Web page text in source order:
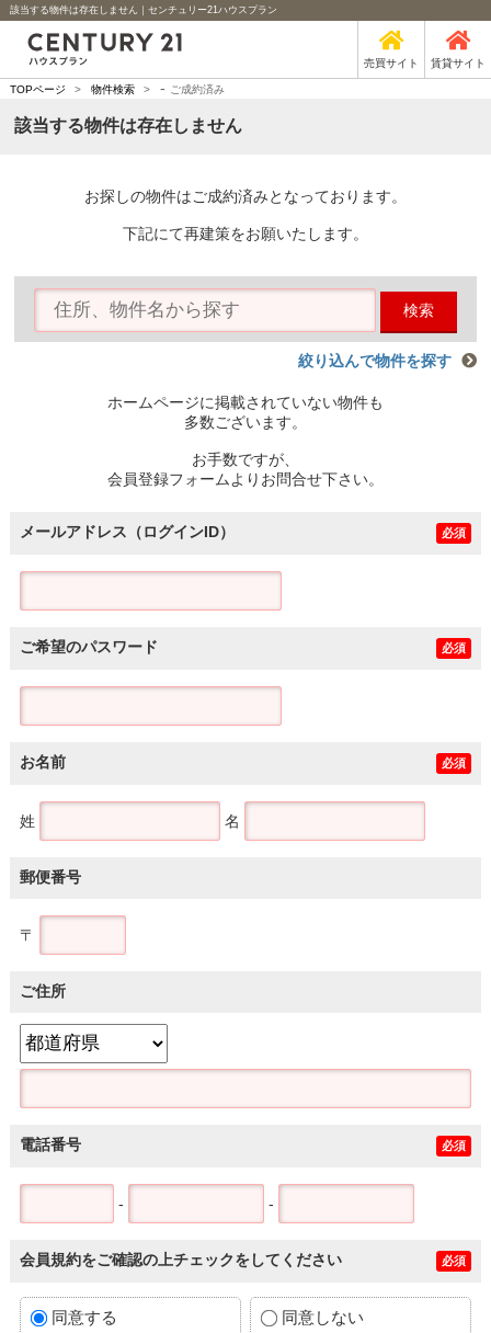
該当する物件は存在しません｜センチュリー21ハウスプラン
売買サイト 賃貸サイト
TOPページ > 物件検索 > - ご成約済み
該当する物件は存在しません
お探しの物件はご成約済みとなっております。
下記にて再建策をお願いたします。
検索
絞り込んで物件を探す
ホームページに掲載されていない物件も
多数ございます。
お手数ですが、
会員登録フォームよりお問合せ下さい。
メールアドレス（ログインID） 必須
ご希望のパスワード 必須
お名前 必須
姓 名
郵便番号
〒
ご住所
電話番号 必須
- -
会員規約をご確認の上チェックをしてください 必須
同意する 同意しない